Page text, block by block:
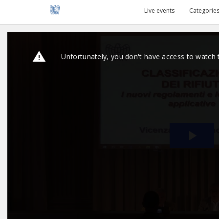
Live events